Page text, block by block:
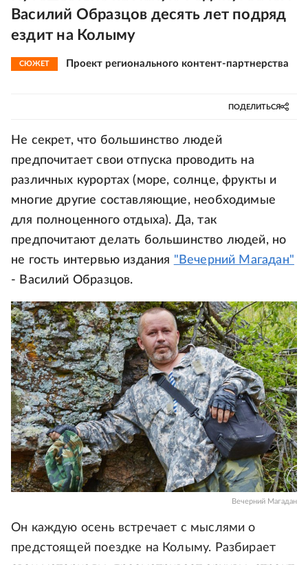
Василий Образцов десять лет подряд
ездит на Колыму
СЮЖЕТ Проект регионального контент-партнерства
ПОДЕЛИТЬСЯ
Не секрет, что большинство людей
предпочитает свои отпуска проводить на
различных курортах (море, солнце, фрукты и
многие другие составляющие, необходимые
для полноценного отдыха). Да, так
предпочитают делать большинство людей, но
не гость интервью издания "Вечерний Магадан"
- Василий Образцов.
Вечерний Магадан
Он каждую осень встречает с мыслями о
предстоящей поездке на Колыму. Разбирает